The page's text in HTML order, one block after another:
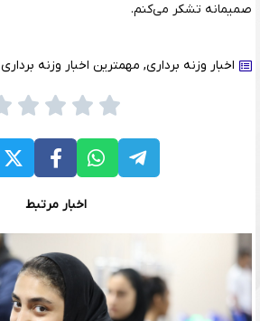
صمیمانه تشکر می‌کنم.
اخبار وزنه برداری, مهمترین اخبار وزنه برداری
اخبار مرتبط